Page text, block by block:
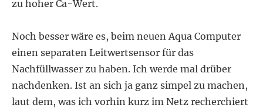
zu hoher Ca-Wert.
Noch besser wäre es, beim neuen Aqua Computer
einen separaten Leitwertsensor für das
Nachfüllwasser zu haben. Ich werde mal drüber
nachdenken. Ist an sich ja ganz simpel zu machen,
laut dem, was ich vorhin kurz im Netz recherchiert